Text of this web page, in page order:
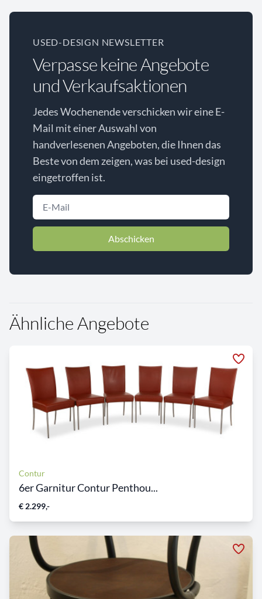
USED-DESIGN NEWSLETTER
Verpasse keine Angebote
und Verkaufsaktionen
Jedes Wochenende verschicken wir eine E-
Mail mit einer Auswahl von
handverlesenen Angeboten, die Ihnen das
Beste von dem zeigen, was bei used-design
eingetroffen ist.
Abschicken
Ähnliche Angebote
Contur
6er Garnitur Contur Penthou...
€ 2.299,-